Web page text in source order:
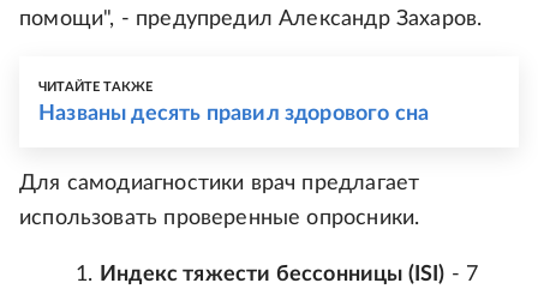
помощи", - предупредил Александр Захаров.
ЧИТАЙТЕ ТАКЖЕ
Названы десять правил здорового сна
Для самодиагностики врач предлагает
использовать проверенные опросники.
Индекс тяжести бессонницы (ISI) - 7